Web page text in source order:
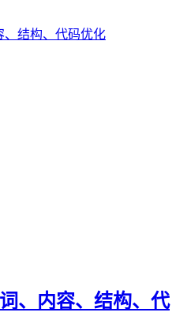
、内容、结构、代